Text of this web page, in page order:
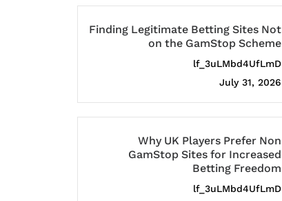
Finding Legitimate Betting Sites Not
on the GamStop Scheme
lf_3uLMbd4UfLmD
July 31, 2026
Why UK Players Prefer Non
GamStop Sites for Increased
Betting Freedom
lf_3uLMbd4UfLmD